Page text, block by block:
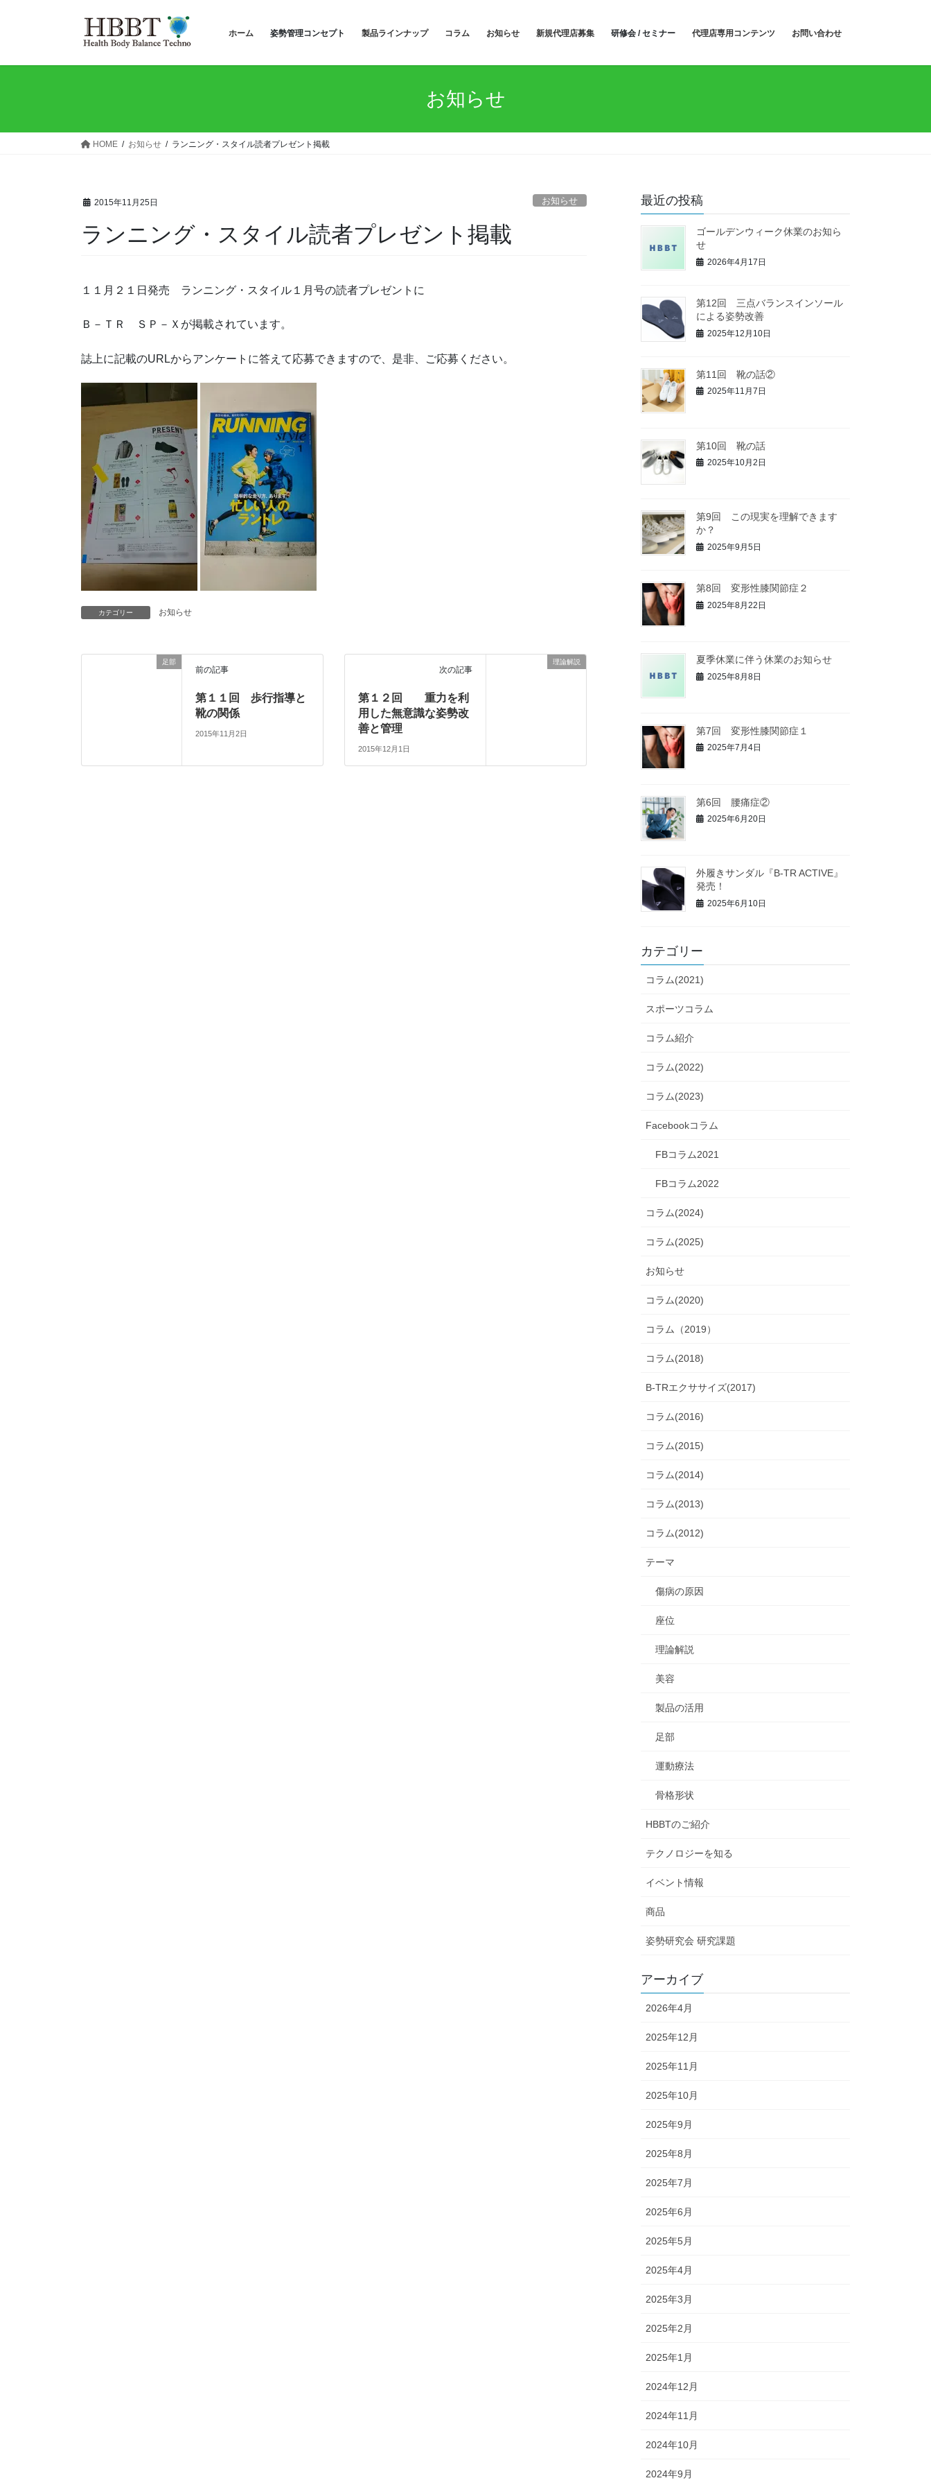
ホーム 姿勢管理コンセプト 製品ラインナップ コラム お知らせ 新規代理店募集 研修会 / セミナー 代理店専用コンテンツ お問い合わせ
お知らせ
HOME お知らせ ランニング・スタイル読者プレゼント掲載
2015年11月25日 お知らせ
ランニング・スタイル読者プレゼント掲載
１１月２１日発売 ランニング・スタイル１月号の読者プレゼントに
Ｂ－ＴＲ ＳＰ－Ｘが掲載されています。
誌上に記載のURLからアンケートに答えて応募できますので、是非、ご応募ください。
カテゴリー お知らせ
足部
前の記事
第１１回 歩行指導と
靴の関係
2015年11月2日
理論解説
次の記事
第１２回 重力を利
用した無意識な姿勢改
善と管理
2015年12月1日
最近の投稿
ゴールデンウィーク休業のお知ら
せ
2026年4月17日
第12回 三点バランスインソール
による姿勢改善
2025年12月10日
第11回 靴の話②
2025年11月7日
第10回 靴の話
2025年10月2日
第9回 この現実を理解できます
か？
2025年9月5日
第8回 変形性膝関節症２
2025年8月22日
夏季休業に伴う休業のお知らせ
2025年8月8日
第7回 変形性膝関節症１
2025年7月4日
第6回 腰痛症②
2025年6月20日
外履きサンダル『B-TR ACTIVE』
発売！
2025年6月10日
カテゴリー
コラム(2021)
スポーツコラム
コラム紹介
コラム(2022)
コラム(2023)
Facebookコラム
FBコラム2021
FBコラム2022
コラム(2024)
コラム(2025)
お知らせ
コラム(2020)
コラム（2019）
コラム(2018)
B-TRエクササイズ(2017)
コラム(2016)
コラム(2015)
コラム(2014)
コラム(2013)
コラム(2012)
テーマ
傷病の原因
座位
理論解説
美容
製品の活用
足部
運動療法
骨格形状
HBBTのご紹介
テクノロジーを知る
イベント情報
商品
姿勢研究会 研究課題
アーカイブ
2026年4月
2025年12月
2025年11月
2025年10月
2025年9月
2025年8月
2025年7月
2025年6月
2025年5月
2025年4月
2025年3月
2025年2月
2025年1月
2024年12月
2024年11月
2024年10月
2024年9月